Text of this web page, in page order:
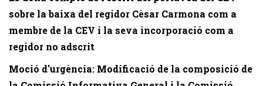
sobre la baixa del regidor Cèsar Carmona com a
membre de la CEV i la seva incorporació com a
regidor no adscrit
Moció d'urgència: Modificació de la composició de